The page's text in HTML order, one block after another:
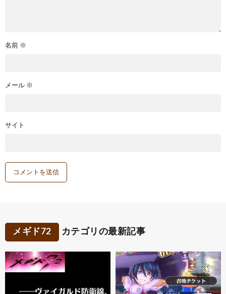
名前 ※
メール ※
サイト
メギド72 カテゴリの最新記事